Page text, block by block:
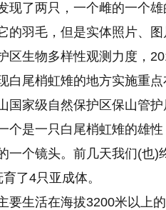
现了两只，一个雌的一个
的羽毛，但是实体照片、图
区生物多样性观测力度，
白尾梢虹雉的地方实施重点
国家级自然保护区保山管
个是一只白尾梢虹雉的雄
一个镜头。前几天我们(也)
了4只亚成体。
要生活在海拔3200米以上